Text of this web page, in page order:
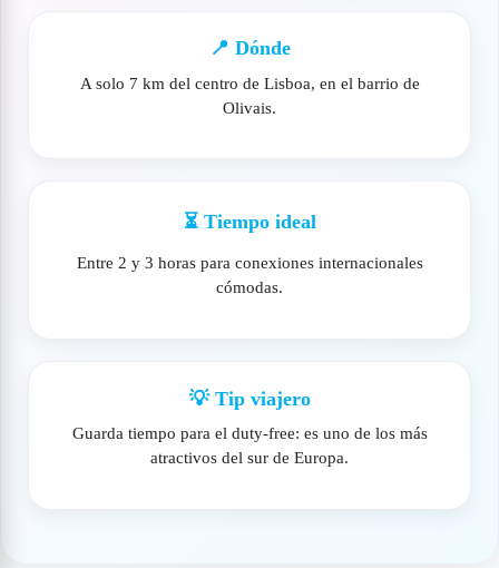
📍 Dónde
A solo 7 km del centro de Lisboa, en el barrio de
Olivais.
⏳ Tiempo ideal
Entre 2 y 3 horas para conexiones internacionales
cómodas.
💡 Tip viajero
Guarda tiempo para el duty-free: es uno de los más
atractivos del sur de Europa.